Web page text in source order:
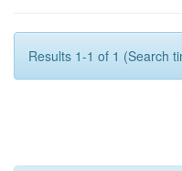
Results 1-1 of 1 (Search